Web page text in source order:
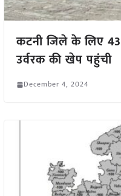
कटनी जिले के लिए
उर्वरक की खेप पहुंची
December 4, 2024